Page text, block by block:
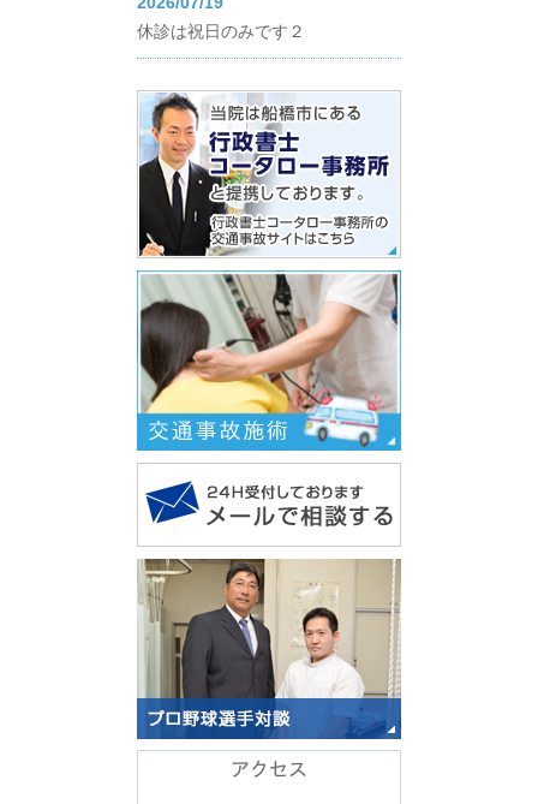
休診は祝日のみです２
アクセス